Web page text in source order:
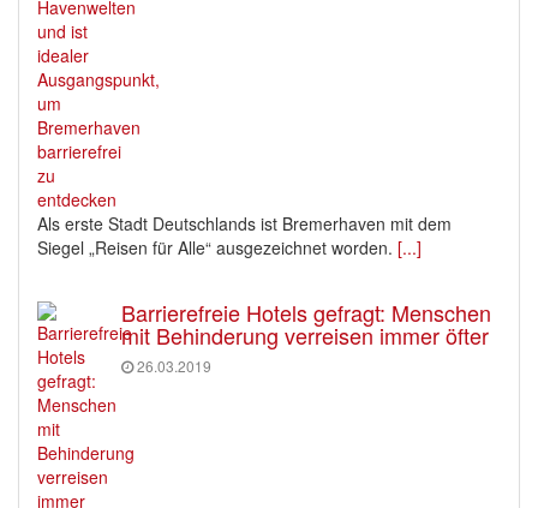
Als erste Stadt Deutschlands ist Bremerhaven mit dem
Siegel „Reisen für Alle“ ausgezeichnet worden. [...]
Barrierefreie Hotels gefragt: Menschen
mit Behinderung verreisen immer öfter
26.03.2019